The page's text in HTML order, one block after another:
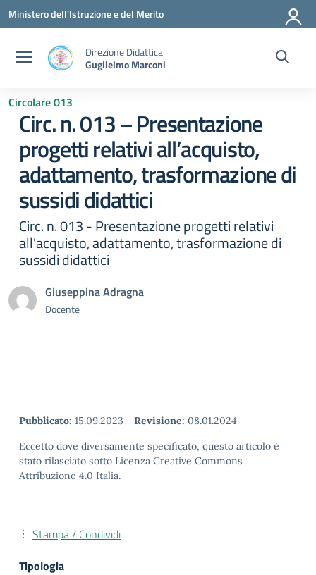
Vai ai contenuti
Vai al menu di navigazione
Vai al footer
Ministero dell'Istruzione e del Merito
Direzione Didattica
Guglielmo Marconi
Circolare 013
Circ. n. 013 – Presentazione
progetti relativi all’acquisto,
adattamento, trasformazione di
sussidi didattici
Circ. n. 013 - Presentazione progetti relativi
all'acquisto, adattamento, trasformazione di
sussidi didattici
Giuseppina Adragna
Docente
Pubblicato: 15.09.2023 - Revisione: 08.01.2024
Eccetto dove diversamente specificato, questo articolo è
stato rilasciato sotto Licenza Creative Commons
Attribuzione 4.0 Italia.
Stampa / Condividi
Tipologia